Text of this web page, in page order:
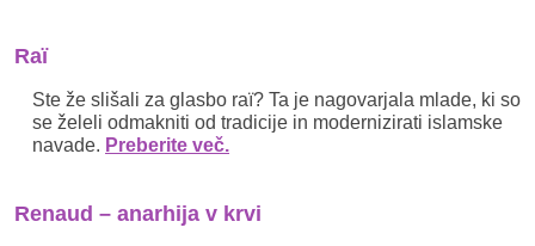
Raï
Ste že slišali za glasbo raï? Ta je nagovarjala mlade, ki so
se želeli odmakniti od tradicije in modernizirati islamske
navade. Preberite več.
Renaud – anarhija v krvi